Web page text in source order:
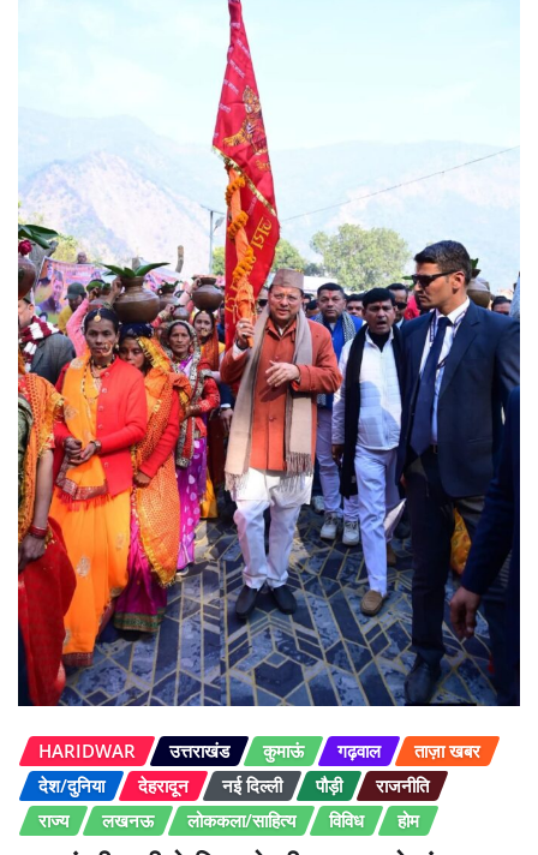
HARIDWAR उत्तराखंड कुमाऊं गढ़वाल
ताज़ा खबर
देश/दुनिया
देहरादून नई दिल्ली पौड़ी
राजनीति
राज्य
लखनऊ लोककला/साहित्य विविध होम